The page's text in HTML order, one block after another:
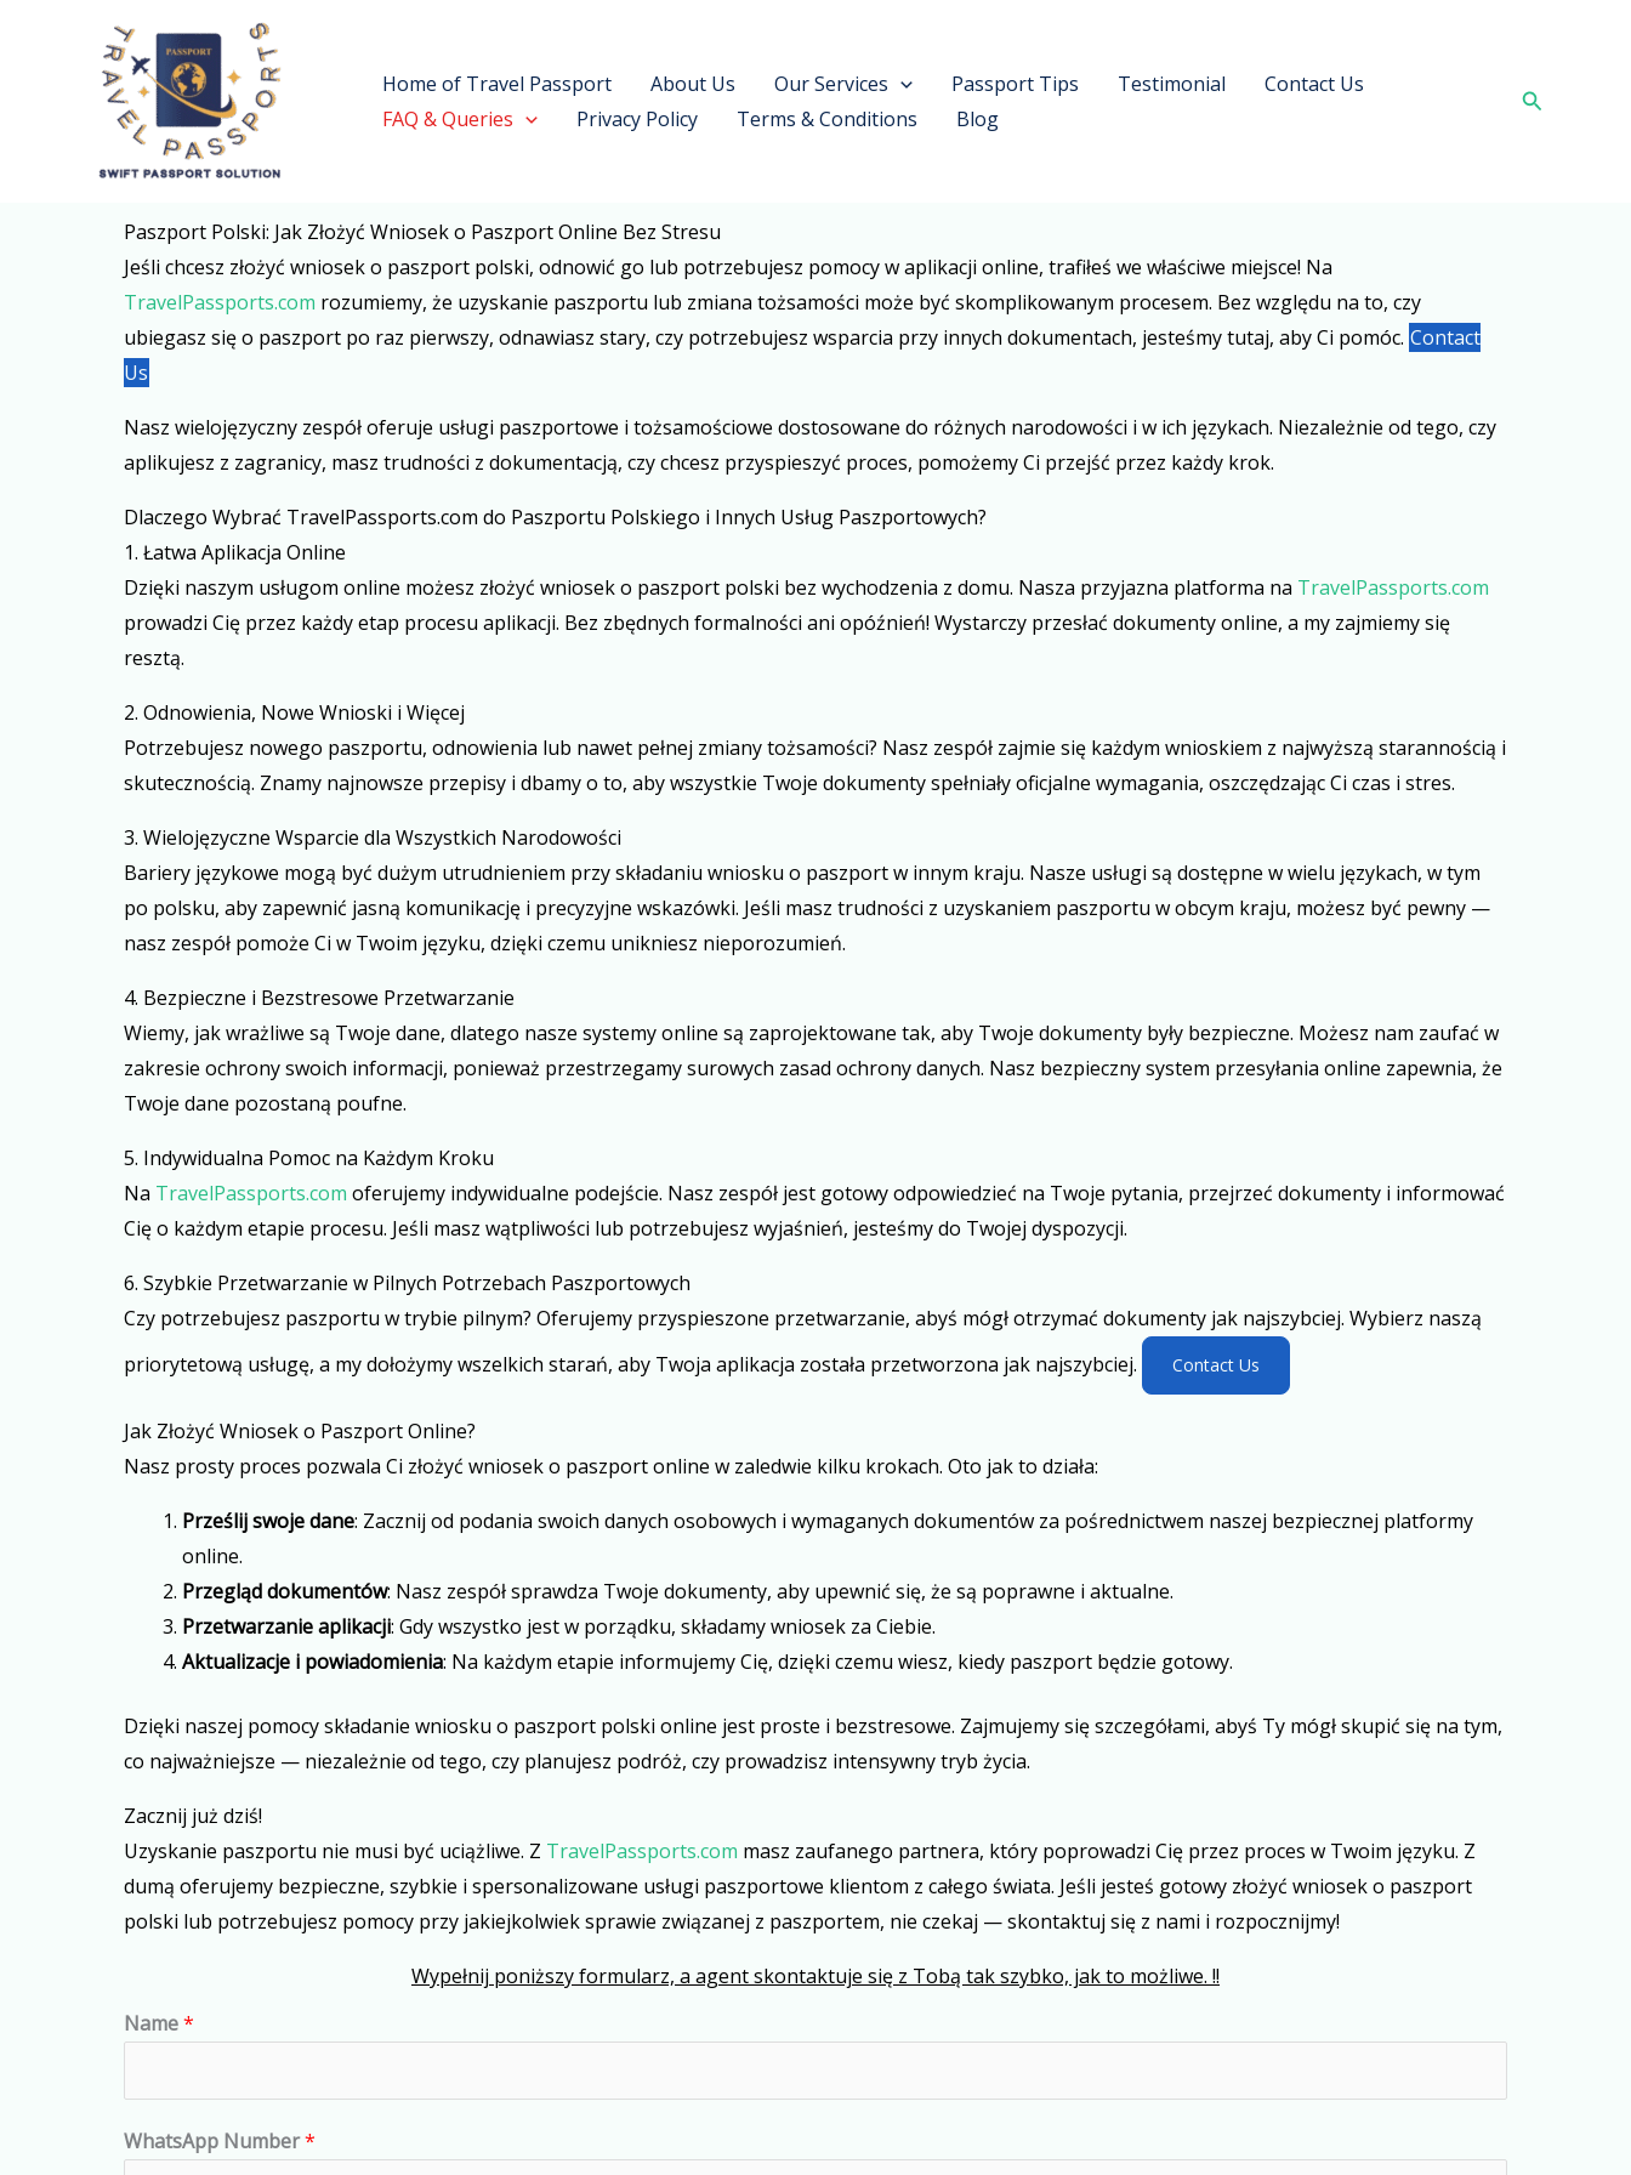
Home of Travel Passport About Us Our Services Passport Tips Testimonial
Contact Us
FAQ & Queries
Privacy Policy Terms & Conditions Blog
Search
Paszport Polski: Jak Złożyć Wniosek o Paszport Online Bez Stresu
Jeśli chcesz złożyć wniosek o paszport polski, odnowić go lub potrzebujesz pomocy w aplikacji online, trafiłeś we właściwe miejsce! Na
TravelPassports.com rozumiemy, że uzyskanie paszportu lub zmiana tożsamości może być skomplikowanym procesem. Bez względu na to, czy
ubiegasz się o paszport po raz pierwszy, odnawiasz stary, czy potrzebujesz wsparcia przy innych dokumentach, jesteśmy tutaj, aby Ci pomóc. Contact
Us
Nasz wielojęzyczny zespół oferuje usługi paszportowe i tożsamościowe dostosowane do różnych narodowości i w ich językach. Niezależnie od tego, czy
aplikujesz z zagranicy, masz trudności z dokumentacją, czy chcesz przyspieszyć proces, pomożemy Ci przejść przez każdy krok.
Dlaczego Wybrać TravelPassports.com do Paszportu Polskiego i Innych Usług Paszportowych?
1. Łatwa Aplikacja Online
Dzięki naszym usługom online możesz złożyć wniosek o paszport polski bez wychodzenia z domu. Nasza przyjazna platforma na TravelPassports.com
prowadzi Cię przez każdy etap procesu aplikacji. Bez zbędnych formalności ani opóźnień! Wystarczy przesłać dokumenty online, a my zajmiemy się
resztą.
2. Odnowienia, Nowe Wnioski i Więcej
Potrzebujesz nowego paszportu, odnowienia lub nawet pełnej zmiany tożsamości? Nasz zespół zajmie się każdym wnioskiem z najwyższą starannością i
skutecznością. Znamy najnowsze przepisy i dbamy o to, aby wszystkie Twoje dokumenty spełniały oficjalne wymagania, oszczędzając Ci czas i stres.
3. Wielojęzyczne Wsparcie dla Wszystkich Narodowości
Bariery językowe mogą być dużym utrudnieniem przy składaniu wniosku o paszport w innym kraju. Nasze usługi są dostępne w wielu językach, w tym
po polsku, aby zapewnić jasną komunikację i precyzyjne wskazówki. Jeśli masz trudności z uzyskaniem paszportu w obcym kraju, możesz być pewny —
nasz zespół pomoże Ci w Twoim języku, dzięki czemu unikniesz nieporozumień.
4. Bezpieczne i Bezstresowe Przetwarzanie
Wiemy, jak wrażliwe są Twoje dane, dlatego nasze systemy online są zaprojektowane tak, aby Twoje dokumenty były bezpieczne. Możesz nam zaufać w
zakresie ochrony swoich informacji, ponieważ przestrzegamy surowych zasad ochrony danych. Nasz bezpieczny system przesyłania online zapewnia, że
Twoje dane pozostaną poufne.
5. Indywidualna Pomoc na Każdym Kroku
Na TravelPassports.com oferujemy indywidualne podejście. Nasz zespół jest gotowy odpowiedzieć na Twoje pytania, przejrzeć dokumenty i informować
Cię o każdym etapie procesu. Jeśli masz wątpliwości lub potrzebujesz wyjaśnień, jesteśmy do Twojej dyspozycji.
6. Szybkie Przetwarzanie w Pilnych Potrzebach Paszportowych
Czy potrzebujesz paszportu w trybie pilnym? Oferujemy przyspieszone przetwarzanie, abyś mógł otrzymać dokumenty jak najszybciej. Wybierz naszą
priorytetową usługę, a my dołożymy wszelkich starań, aby Twoja aplikacja została przetworzona jak najszybciej.
Contact Us
Jak Złożyć Wniosek o Paszport Online?
Nasz prosty proces pozwala Ci złożyć wniosek o paszport online w zaledwie kilku krokach. Oto jak to działa:
Prześlij swoje dane: Zacznij od podania swoich danych osobowych i wymaganych dokumentów za pośrednictwem naszej bezpiecznej platformy
online.
Przegląd dokumentów: Nasz zespół sprawdza Twoje dokumenty, aby upewnić się, że są poprawne i aktualne.
Przetwarzanie aplikacji: Gdy wszystko jest w porządku, składamy wniosek za Ciebie.
Aktualizacje i powiadomienia: Na każdym etapie informujemy Cię, dzięki czemu wiesz, kiedy paszport będzie gotowy.
Dzięki naszej pomocy składanie wniosku o paszport polski online jest proste i bezstresowe. Zajmujemy się szczegółami, abyś Ty mógł skupić się na tym,
co najważniejsze — niezależnie od tego, czy planujesz podróż, czy prowadzisz intensywny tryb życia.
Zacznij już dziś!
Uzyskanie paszportu nie musi być uciążliwe. Z TravelPassports.com masz zaufanego partnera, który poprowadzi Cię przez proces w Twoim języku. Z
dumą oferujemy bezpieczne, szybkie i spersonalizowane usługi paszportowe klientom z całego świata. Jeśli jesteś gotowy złożyć wniosek o paszport
polski lub potrzebujesz pomocy przy jakiejkolwiek sprawie związanej z paszportem, nie czekaj — skontaktuj się z nami i rozpocznijmy!
Wypełnij poniższy formularz, a agent skontaktuje się z Tobą tak szybko, jak to możliwe. !!
Name*
WhatsApp Number*